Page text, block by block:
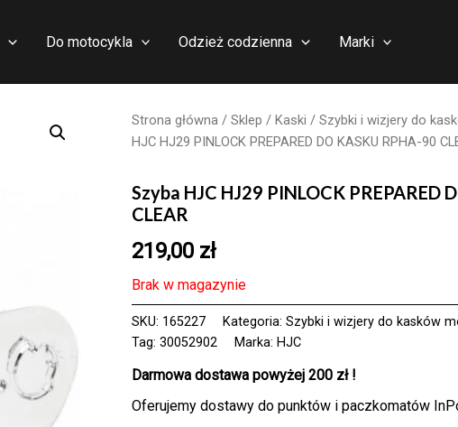
Do motocykla Odzież codzienna Marki
Strona główna / Sklep / Kaski / Szybki i wizjery do
HJC HJ29 PINLOCK PREPARED DO KASKU RPHA-90
Szyba HJC HJ29 PINLOCK PREPARED
CLEAR
219,00 zł
Brak w magazynie
SKU: 165227 Kategoria: Szybki i wizjery do kasków
Tag: 30052902 Marka: HJC
Darmowa dostawa powyżej 200 zł !
Oferujemy dostawy do punktów i paczkomatów